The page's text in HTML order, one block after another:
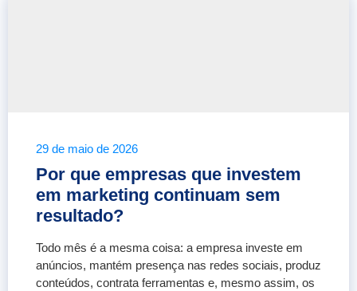
29 de maio de 2026
Por que empresas que investem
em marketing continuam sem
resultado?
Todo mês é a mesma coisa: a empresa investe em
anúncios, mantém presença nas redes sociais, produz
conteúdos, contrata ferramentas e, mesmo assim, os